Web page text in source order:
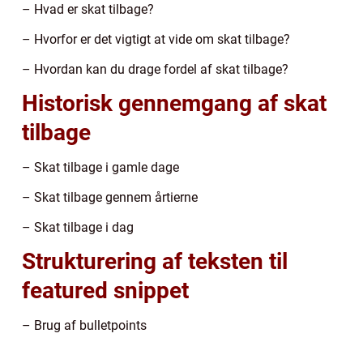
– Hvad er skat tilbage?
– Hvorfor er det vigtigt at vide om skat tilbage?
– Hvordan kan du drage fordel af skat tilbage?
Historisk gennemgang af skat
tilbage
– Skat tilbage i gamle dage
– Skat tilbage gennem årtierne
– Skat tilbage i dag
Strukturering af teksten til
featured snippet
– Brug af bulletpoints